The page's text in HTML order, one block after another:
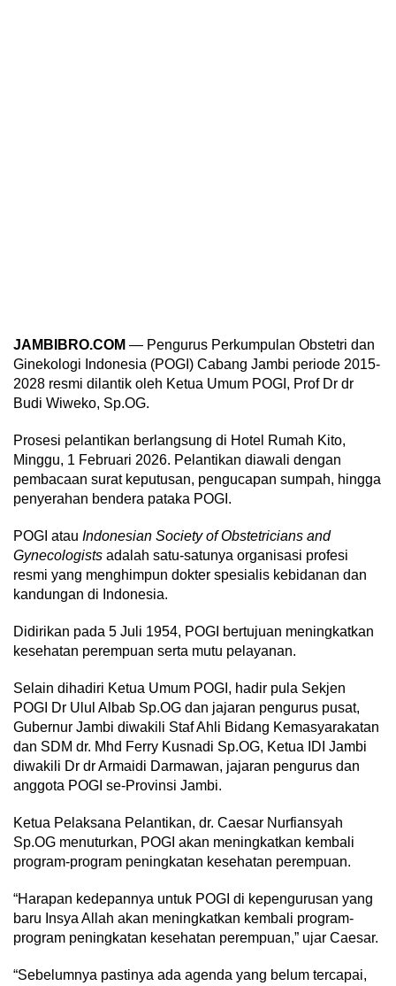
JAMBIBRO.COM — Pengurus Perkumpulan Obstetri dan
Ginekologi Indonesia (POGI) Cabang Jambi periode 2015-
2028 resmi dilantik oleh Ketua Umum POGI, Prof Dr dr
Budi Wiweko, Sp.OG.
Prosesi pelantikan berlangsung di Hotel Rumah Kito,
Minggu, 1 Februari 2026. Pelantikan diawali dengan
pembacaan surat keputusan, pengucapan sumpah, hingga
penyerahan bendera pataka POGI.
POGI atau Indonesian Society of Obstetricians and
Gynecologists adalah satu-satunya organisasi profesi
resmi yang menghimpun dokter spesialis kebidanan dan
kandungan di Indonesia.
Didirikan pada 5 Juli 1954, POGI bertujuan meningkatkan
kesehatan perempuan serta mutu pelayanan.
Selain dihadiri Ketua Umum POGI, hadir pula Sekjen
POGI Dr Ulul Albab Sp.OG dan jajaran pengurus pusat,
Gubernur Jambi diwakili Staf Ahli Bidang Kemasyarakatan
dan SDM dr. Mhd Ferry Kusnadi Sp.OG, Ketua IDI Jambi
diwakili Dr dr Armaidi Darmawan, jajaran pengurus dan
anggota POGI se-Provinsi Jambi.
Ketua Pelaksana Pelantikan, dr. Caesar Nurfiansyah
Sp.OG menuturkan, POGI akan meningkatkan kembali
program-program peningkatan kesehatan perempuan.
“Harapan kedepannya untuk POGI di kepengurusan yang
baru Insya Allah akan meningkatkan kembali program-
program peningkatan kesehatan perempuan,” ujar Caesar.
“Sebelumnya pastinya ada agenda yang belum tercapai,